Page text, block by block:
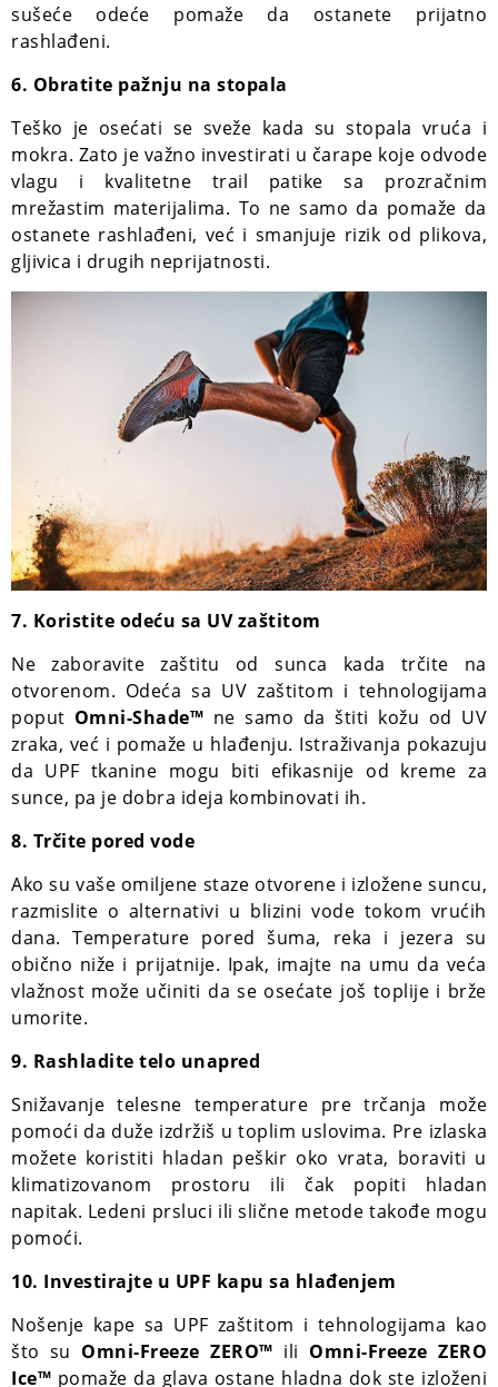
sušeće odeće pomaže da ostanete prijatno
rashlađeni.
6. Obratite pažnju na stopala
Teško je osećati se sveže kada su stopala vruća i
mokra. Zato je važno investirati u čarape koje odvode
vlagu i kvalitetne trail patike sa prozračnim
mrežastim materijalima. To ne samo da pomaže da
ostanete rashlađeni, već i smanjuje rizik od plikova,
gljivica i drugih neprijatnosti.
7. Koristite odeću sa UV zaštitom
Ne zaboravite zaštitu od sunca kada trčite na
otvorenom. Odeća sa UV zaštitom i tehnologijama
poput Omni-Shade™ ne samo da štiti kožu od UV
zraka, već i pomaže u hlađenju. Istraživanja pokazuju
da UPF tkanine mogu biti efikasnije od kreme za
sunce, pa je dobra ideja kombinovati ih.
8. Trčite pored vode
Ako su vaše omiljene staze otvorene i izložene suncu,
razmislite o alternativi u blizini vode tokom vrućih
dana. Temperature pored šuma, reka i jezera su
obično niže i prijatnije. Ipak, imajte na umu da veća
vlažnost može učiniti da se osećate još toplije i brže
umorite.
9. Rashladite telo unapred
Snižavanje telesne temperature pre trčanja može
pomoći da duže izdržiš u toplim uslovima. Pre izlaska
možete koristiti hladan peškir oko vrata, boraviti u
klimatizovanom prostoru ili čak popiti hladan
napitak. Ledeni prsluci ili slične metode takođe mogu
pomoći.
10. Investirajte u UPF kapu sa hlađenjem
Nošenje kape sa UPF zaštitom i tehnologijama kao
što su Omni-Freeze ZERO™ ili Omni-Freeze ZERO
Ice™ pomaže da glava ostane hladna dok ste izloženi